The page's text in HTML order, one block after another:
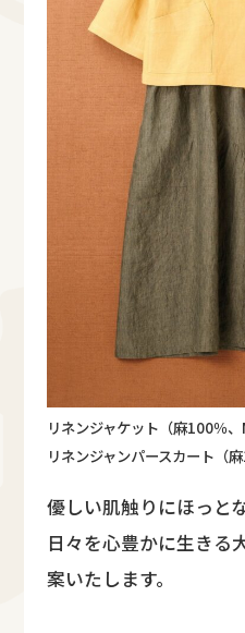
リネンジャケット（麻100％
リネンジャンパースカート
優しい肌触りにほっと
日々を心豊かに生きる
案いたします。